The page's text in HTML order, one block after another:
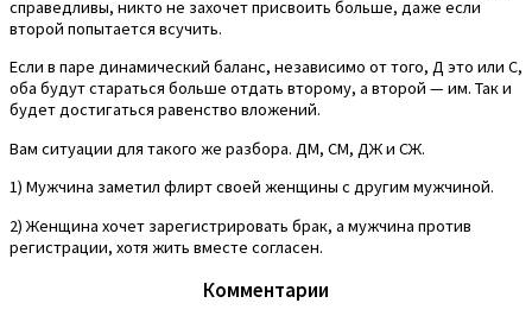
справедливы, никто не захочет присвоить больше, даже если
второй попытается всучить.
Если в паре динамический баланс, независимо от того, Д это или С,
оба будут стараться больше отдать второму, а второй — им. Так и
будет достигаться равенство вложений.
Вам ситуации для такого же разбора. ДМ, СМ, ДЖ и СЖ.
1) Мужчина заметил флирт своей женщины с другим мужчиной.
2) Женщина хочет зарегистрировать брак, а мужчина против
регистрации, хотя жить вместе согласен.
Комментарии